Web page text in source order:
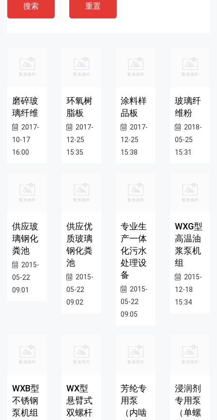
搜索 重置
磨碎玻
璃纤维
2017-
10-17
16:00
环氧树
脂板
2017-
12-25
15:35
涂料样
品板
2017-
12-25
15:38
玻璃纤
维粉
2018-
05-25
15:31
供应玻
璃钢化
粪池
2015-
05-22
09:01
供应优
质玻璃
钢化粪
池
2015-
05-22
09:02
专业生
产一体
化污水
处理设
备
2015-
05-22
09:05
WXG型
高温油
浆泵机
组
2015-
12-18
15:34
WXB型
不锈钢
泵机组
WX型
悬臂式
双螺杆
芳纶专
用泵
（内啮
浸润剂
专用泵
（单螺